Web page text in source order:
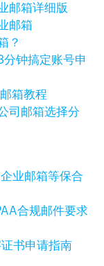
邮箱详细版
邮箱
？
钟搞定账号申
箱教程
司邮箱选择分
业邮箱等保合
合规邮件要求
书申请指南